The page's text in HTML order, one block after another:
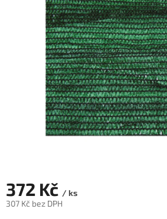
372 Kč / ks
307 Kč bez DPH